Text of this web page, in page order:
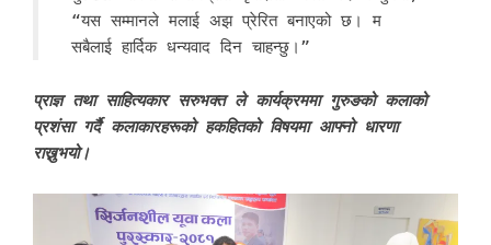
“यस सम्मानले मलाई अझ प्रेरित बनाएको छ। म
सबैलाई हार्दिक धन्यवाद दिन चाहन्छु।”
प्राज्ञ तथा साहित्यकार सरुभक्त ले कार्यक्रममा गुरुङको कलाको
प्रशंसा गर्दै कलाकारहरूको हकहितको विषयमा आफ्नो धारणा
राख्नुभयो।